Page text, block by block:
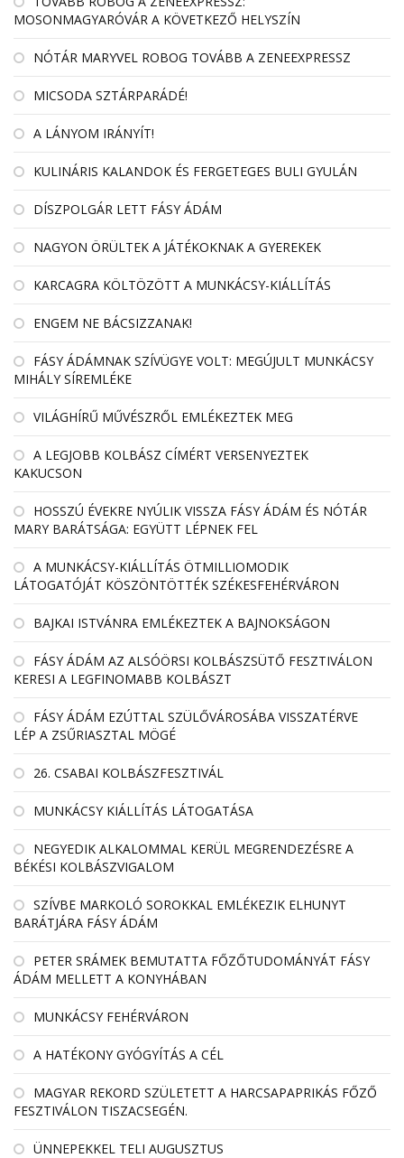
MOSONMAGYARÓVÁR A KÖVETKEZŐ HELYSZÍN
NÓTÁR MARYVEL ROBOG TOVÁBB A ZENEEXPRESSZ
MICSODA SZTÁRPARÁDÉ!
A LÁNYOM IRÁNYÍT!
KULINÁRIS KALANDOK ÉS FERGETEGES BULI GYULÁN
DÍSZPOLGÁR LETT FÁSY ÁDÁM
NAGYON ÖRÜLTEK A JÁTÉKOKNAK A GYEREKEK
KARCAGRA KÖLTÖZÖTT A MUNKÁCSY-KIÁLLÍTÁS
ENGEM NE BÁCSIZZANAK!
FÁSY ÁDÁMNAK SZÍVÜGYE VOLT: MEGÚJULT MUNKÁCSY
MIHÁLY SÍREMLÉKE
VILÁGHÍRŰ MŰVÉSZRŐL EMLÉKEZTEK MEG
A LEGJOBB KOLBÁSZ CÍMÉRT VERSENYEZTEK
KAKUCSON
HOSSZÚ ÉVEKRE NYÚLIK VISSZA FÁSY ÁDÁM ÉS NÓTÁR
MARY BARÁTSÁGA: EGYÜTT LÉPNEK FEL
A MUNKÁCSY-KIÁLLÍTÁS ÖTMILLIOMODIK
LÁTOGATÓJÁT KÖSZÖNTÖTTÉK SZÉKESFEHÉRVÁRON
BAJKAI ISTVÁNRA EMLÉKEZTEK A BAJNOKSÁGON
FÁSY ÁDÁM AZ ALSÓÖRSI KOLBÁSZSÜTŐ FESZTIVÁLON
KERESI A LEGFINOMABB KOLBÁSZT
FÁSY ÁDÁM EZÚTTAL SZÜLŐVÁROSÁBA VISSZATÉRVE
LÉP A ZSŰRIASZTAL MÖGÉ
26. CSABAI KOLBÁSZFESZTIVÁL
MUNKÁCSY KIÁLLÍTÁS LÁTOGATÁSA
NEGYEDIK ALKALOMMAL KERÜL MEGRENDEZÉSRE A
BÉKÉSI KOLBÁSZVIGALOM
SZÍVBE MARKOLÓ SOROKKAL EMLÉKEZIK ELHUNYT
BARÁTJÁRA FÁSY ÁDÁM
PETER SRÁMEK BEMUTATTA FŐZŐTUDOMÁNYÁT FÁSY
ÁDÁM MELLETT A KONYHÁBAN
MUNKÁCSY FEHÉRVÁRON
A HATÉKONY GYÓGYÍTÁS A CÉL
MAGYAR REKORD SZÜLETETT A HARCSAPAPRIKÁS FŐZŐ
FESZTIVÁLON TISZACSEGÉN.
ÜNNEPEKKEL TELI AUGUSZTUS